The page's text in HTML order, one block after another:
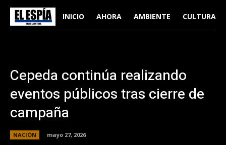
INICIO AHORA AMBIENTE CULTURA
Cepeda continúa realizando
eventos públicos tras cierre de
campaña
NACIÓN
mayo 27, 2026